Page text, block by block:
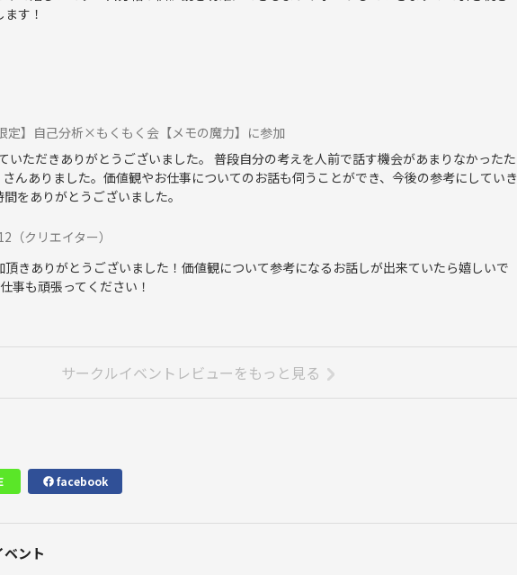
す！
定】自己分析×もくもく会【メモの魔力】に参加
いただきありがとうございました。 普段自分の考えを人前で話す機会があまりなかったた
んありました。価値観やお仕事についてのお話も伺うことができ、今後の参考にしていき
をありがとうございました。
（クリエイター）
頂きありがとうございました！価値観について参考になるお話しが出来ていたら嬉しいで
事も頑張ってください！
サークルイベントレビューをもっと見る
facebook
ント